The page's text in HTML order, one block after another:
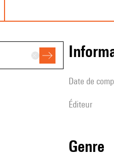
date de
éditeur
genre